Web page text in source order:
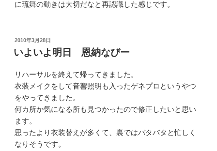
に琉舞の動きは大切だなと再認識した感じです。
投
稿
日:
2010年3月28日
いよいよ明日 恩納なびー
リハーサルを終えて帰ってきました。
衣装メイクをして音響照明も入ったゲネプロというやつ
をやってきました。
何カ所か気になる所も見つかったので修正したいと思い
ます。
思ったより衣装替えが多くて、裏ではバタバタと忙しく
なりそうです。